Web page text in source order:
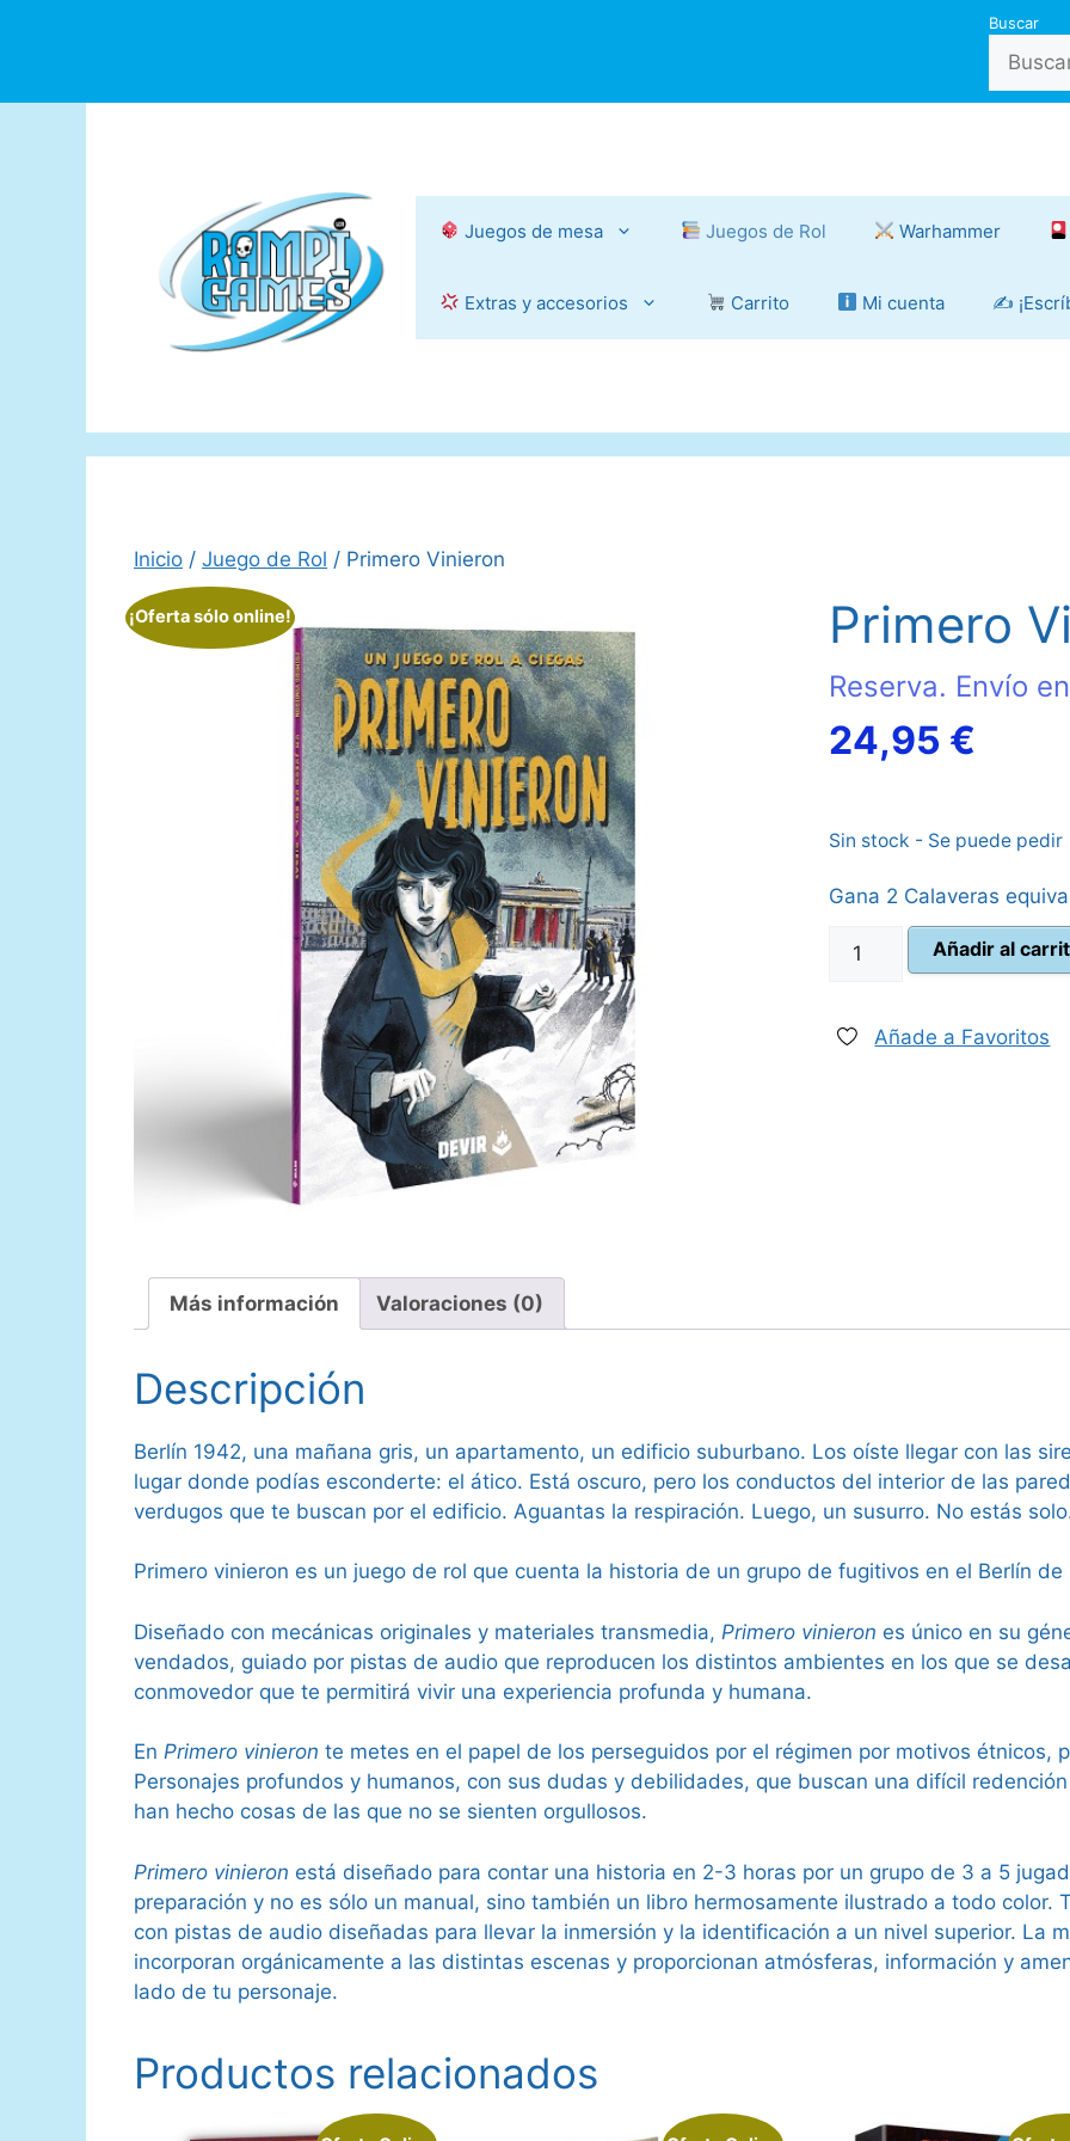
Buscar
Juegos de mesa Juegos de Rol Warhammer
Extras y accesorios Carrito Mi cuenta ✍️
Inicio / Juego de Rol / Primero Vinieron
¡Oferta sólo online! Primero
Reserva. Envío
24,95 €
actual
es:
Sin stock - Se puede pedir
Gana 2 Calaveras
Primero
Añadir al
Añade a Favoritos
Más información Valoraciones (0)
Descripción
Berlín 1942, una mañana gris, un apartamento, un edificio suburbano. Los oíste llegar con las
lugar donde podías esconderte: el ático. Está oscuro, pero los conductos del interior de las
verdugos que te buscan por el edificio. Aguantas la respiración. Luego, un susurro. No estás
Primero vinieron es un juego de rol que cuenta la historia de un grupo de fugitivos en el Berlín de
Diseñado con mecánicas originales y materiales transmedia, Primero vinieron es único en su
vendados, guiado por pistas de audio que reproducen los distintos ambientes en los que se
conmovedor que te permitirá vivir una experiencia profunda y humana.
En Primero vinieron te metes en el papel de los perseguidos por el régimen por motivos étnicos,
Personajes profundos y humanos, con sus dudas y debilidades, que buscan una difícil
han hecho cosas de las que no se sienten orgullosos.
Primero vinieron está diseñado para contar una historia en 2-3 horas por un grupo de 3 a 5
preparación y no es sólo un manual, sino también un libro hermosamente ilustrado a todo color.
con pistas de audio diseñadas para llevar la inmersión y la identificación a un nivel superior. La
incorporan orgánicamente a las distintas escenas y proporcionan atmósferas, información y
lado de tu personaje.
Productos relacionados